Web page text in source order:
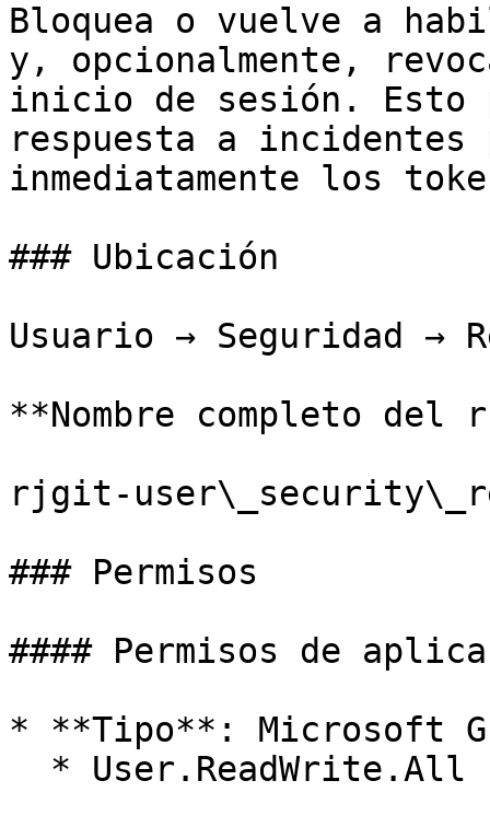
Bloquea o vuelve a
y, opcionalmente,
inicio de sesión. Esto
respuesta a
inmediatamente los
### Ubicación
Usuario → Seguridad →
**Nombre completo del
rjgit-
### Permisos
#### Permisos de
* **Tipo**: Microsoft